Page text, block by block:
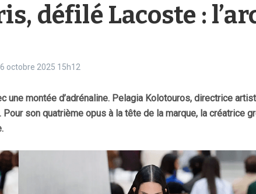
défilé Lacoste :
octobre 2025 15h12
une montée d’adrénaline. Pelagia Kolotouros, directrice
son quatrième opus à la tête de la marque, la créatrice